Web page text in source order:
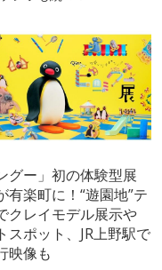
グー」初の体験型展
有楽町に！“遊園地”テ
クレイモデル展示や
スポット、JR上野駅で
映像も